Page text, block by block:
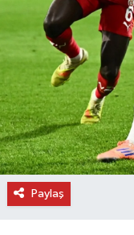
Paylaş
Daday
Devrekani
Doğanyurt
Hanönü
İhsangazi